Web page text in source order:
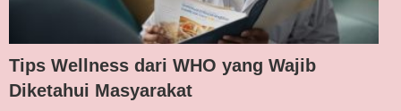
Tips Wellness dari WHO yang Wajib
Diketahui Masyarakat